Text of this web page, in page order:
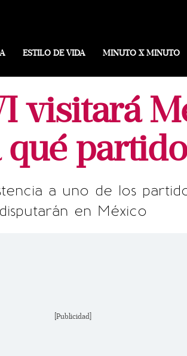
ESTILO DE VIDA MINUTO X MINUTO
visitará
a uno de los
disputarán en México
[Publicidad]